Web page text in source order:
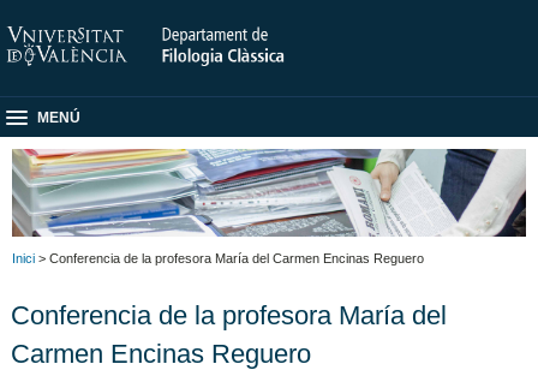
MENÚ
Inici > Conferencia de la profesora María del Carmen Encinas Reguero
Conferencia de la profesora María del
Carmen Encinas Reguero